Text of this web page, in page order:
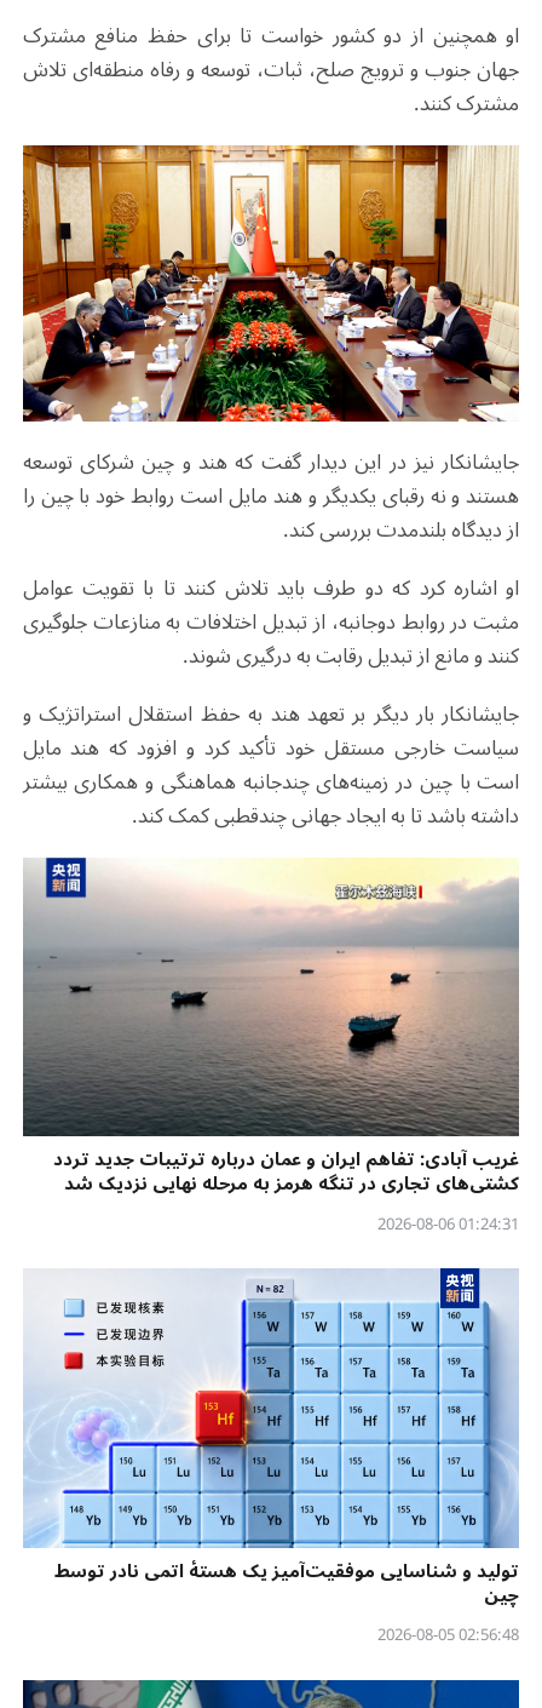
او همچنین از دو کشور خواست تا برای حفظ منافع مشترک
جهان جنوب و ترویج صلح، ثبات، توسعه و رفاه منطقه‌ای تلاش
مشترک کنند.
جایشانکار نیز در این دیدار گفت که هند و چین شرکای توسعه
هستند و نه رقبای یکدیگر و هند مایل است روابط خود با چین را
از دیدگاه بلندمدت بررسی کند.
او اشاره کرد که دو طرف باید تلاش کنند تا با تقویت عوامل
مثبت در روابط دوجانبه، از تبدیل اختلافات به منازعات جلوگیری
کنند و مانع از تبدیل رقابت به درگیری شوند.
جایشانکار بار دیگر بر تعهد هند به حفظ استقلال استراتژیک و
سیاست خارجی مستقل خود تأکید کرد و افزود که هند مایل
است با چین در زمینه‌های چندجانبه هماهنگی و همکاری بیشتر
داشته باشد تا به ایجاد جهانی چندقطبی کمک کند.
غریب آبادی: تفاهم ایران و عمان درباره ترتیبات جدید تردد
کشتی‌های تجاری در تنگه هرمز به مرحله نهایی نزدیک شد
01:24:31 2026-08-06
تولید و شناسایی موفقیت‌آمیز یک هستهٔ اتمی نادر توسط
چین
02:56:48 2026-08-05